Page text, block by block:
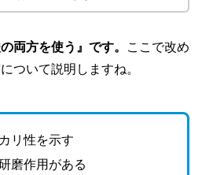
両方を使う』です。
ここで改め
ついて説明しますね。
リ性を示す
磨作用がある